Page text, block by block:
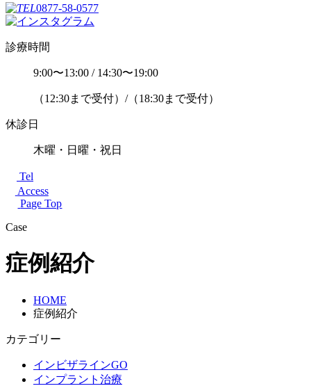
0877-58-0577
診療時間
9:00〜13:00 / 14:30〜19:00
（12:30まで受付）/（18:30まで受付）
休診日
木曜・日曜・祝日
Tel
Access
Page Top
Case
症例紹介
HOME
症例紹介
カテゴリー
インビザラインGO
インプラント治療